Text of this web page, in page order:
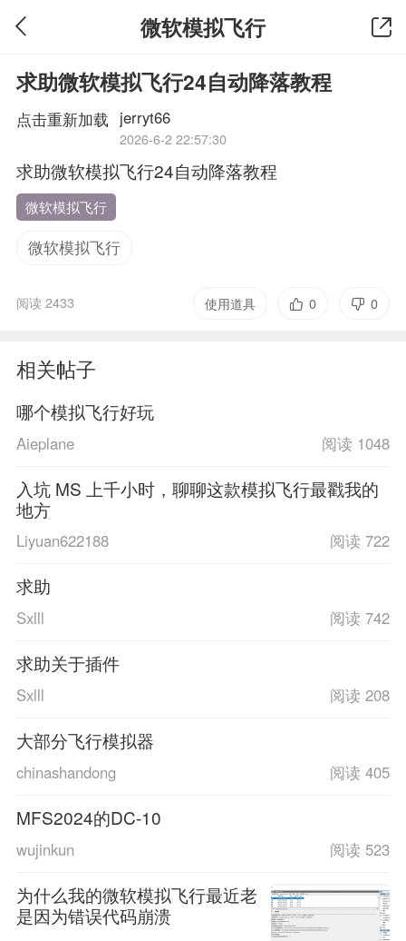
微软模拟飞行
求助微软模拟飞行24自动降落教程
点击重新加载 jerryt66
2026-6-2 22:57:30
求助微软模拟飞行24自动降落教程
微软模拟飞行
微软模拟飞行
阅读 2433 0
0
使用道具
相关帖子
哪个模拟飞行好玩
Aieplane 阅读 1048
入坑 MS 上千小时，聊聊这款模拟飞行最戳我的
地方
Liyuan622188 阅读 722
求助
Sxlll 阅读 742
求助关于插件
Sxlll 阅读 208
大部分飞行模拟器
chinashandong 阅读 405
MFS2024的DC-10
wujinkun 阅读 523
为什么我的微软模拟飞行最近老
是因为错误代码崩溃